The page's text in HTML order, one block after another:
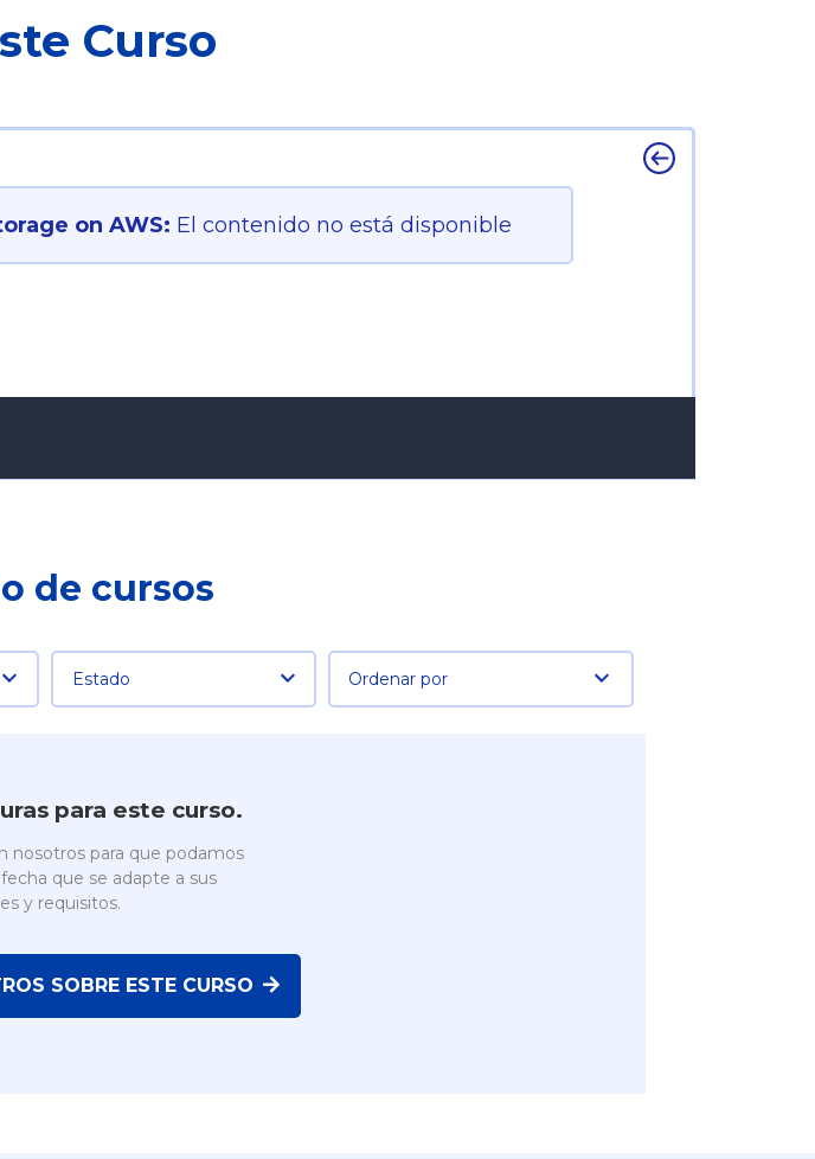
Curso
on AWS: El contenido no está disponible
de cursos
Estado Ordenar por
para este curso.
nosotros para que podamos
que se adapte a sus
y requisitos.
SOBRE ESTE CURSO